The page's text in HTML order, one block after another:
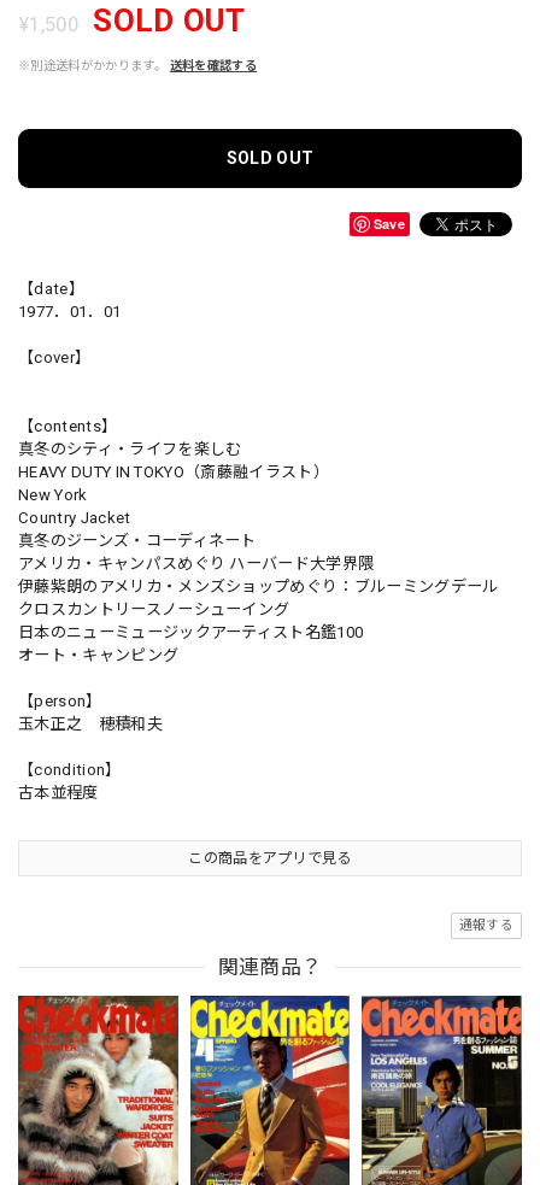
¥1,500 SOLD OUT
※別途送料がかかります。 送料を確認する
SOLD OUT
Save
【date】
1977．01．01
【cover】
【contents】
真冬のシティ・ライフを楽しむ
HEAVY DUTY IN TOKYO（斎藤融イラスト）
New York
Country Jacket
真冬のジーンズ・コーディネート
アメリカ・キャンパスめぐり ハーバード大学界隈
伊藤紫朗のアメリカ・メンズショップめぐり：ブルーミングデール
クロスカントリースノーシューイング
日本のニューミュージックアーティスト名鑑100
オート・キャンピング
【person】
玉木正之 穂積和夫
【condition】
古本並程度
この商品をアプリで見る
通報する
関連商品？